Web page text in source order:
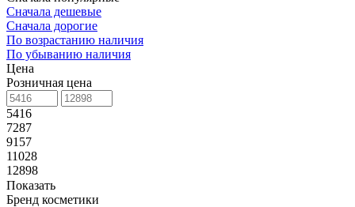
Сначала дешевые
Сначала дорогие
По возрастанию наличия
По убыванию наличия
Цена
Розничная цена
5416
7287
9157
11028
12898
Показать
Бренд косметики